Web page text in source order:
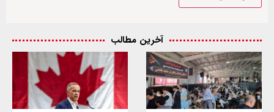
آخرین مطالب